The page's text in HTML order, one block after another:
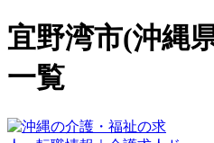
宜野湾市(沖縄
一覧